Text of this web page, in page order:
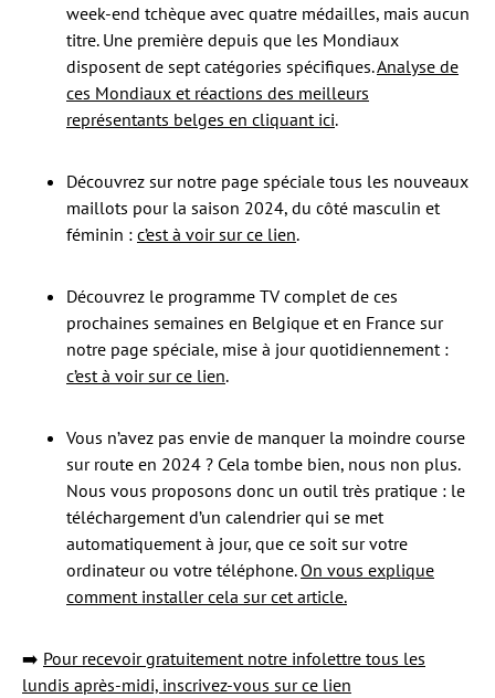
week-end tchèque avec quatre médailles, mais aucun
titre. Une première depuis que les Mondiaux
disposent de sept catégories spécifiques.Analyse de
ces Mondiaux et réactions des meilleurs
représentants belges en cliquant ici.
Découvrez sur notre page spéciale tous les nouveaux
maillots pour la saison 2024, du côté masculin et
féminin : c’est à voir sur ce lien.
Découvrez le programme TV complet de ces
prochaines semaines en Belgique et en France sur
notre page spéciale, mise à jour quotidiennement :
c’est à voir sur ce lien.
Vous n’avez pas envie de manquer la moindre course
sur route en 2024 ? Cela tombe bien, nous non plus.
Nous vous proposons donc un outil très pratique : le
téléchargement d’un calendrier qui se met
automatiquement à jour, que ce soit sur votre
ordinateur ou votre téléphone.On vous explique
comment installer cela sur cet article.
➡️ Pour recevoir gratuitement notre infolettre tous les
lundis après-midi, inscrivez-vous sur ce lien